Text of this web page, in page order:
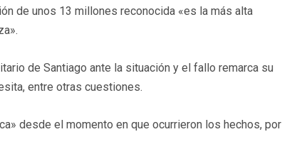
de unos 13 millones reconocida «es la más alta
de Santiago ante la situación y el fallo remarca su
entre otras cuestiones.
desde el momento en que ocurrieron los hechos, por